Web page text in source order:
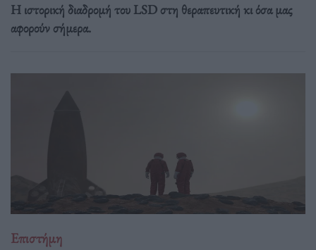
Η ιστορική διαδρομή του LSD στη θεραπευτική κι όσα μας
αφορούν σήμερα.
Επιστήμη